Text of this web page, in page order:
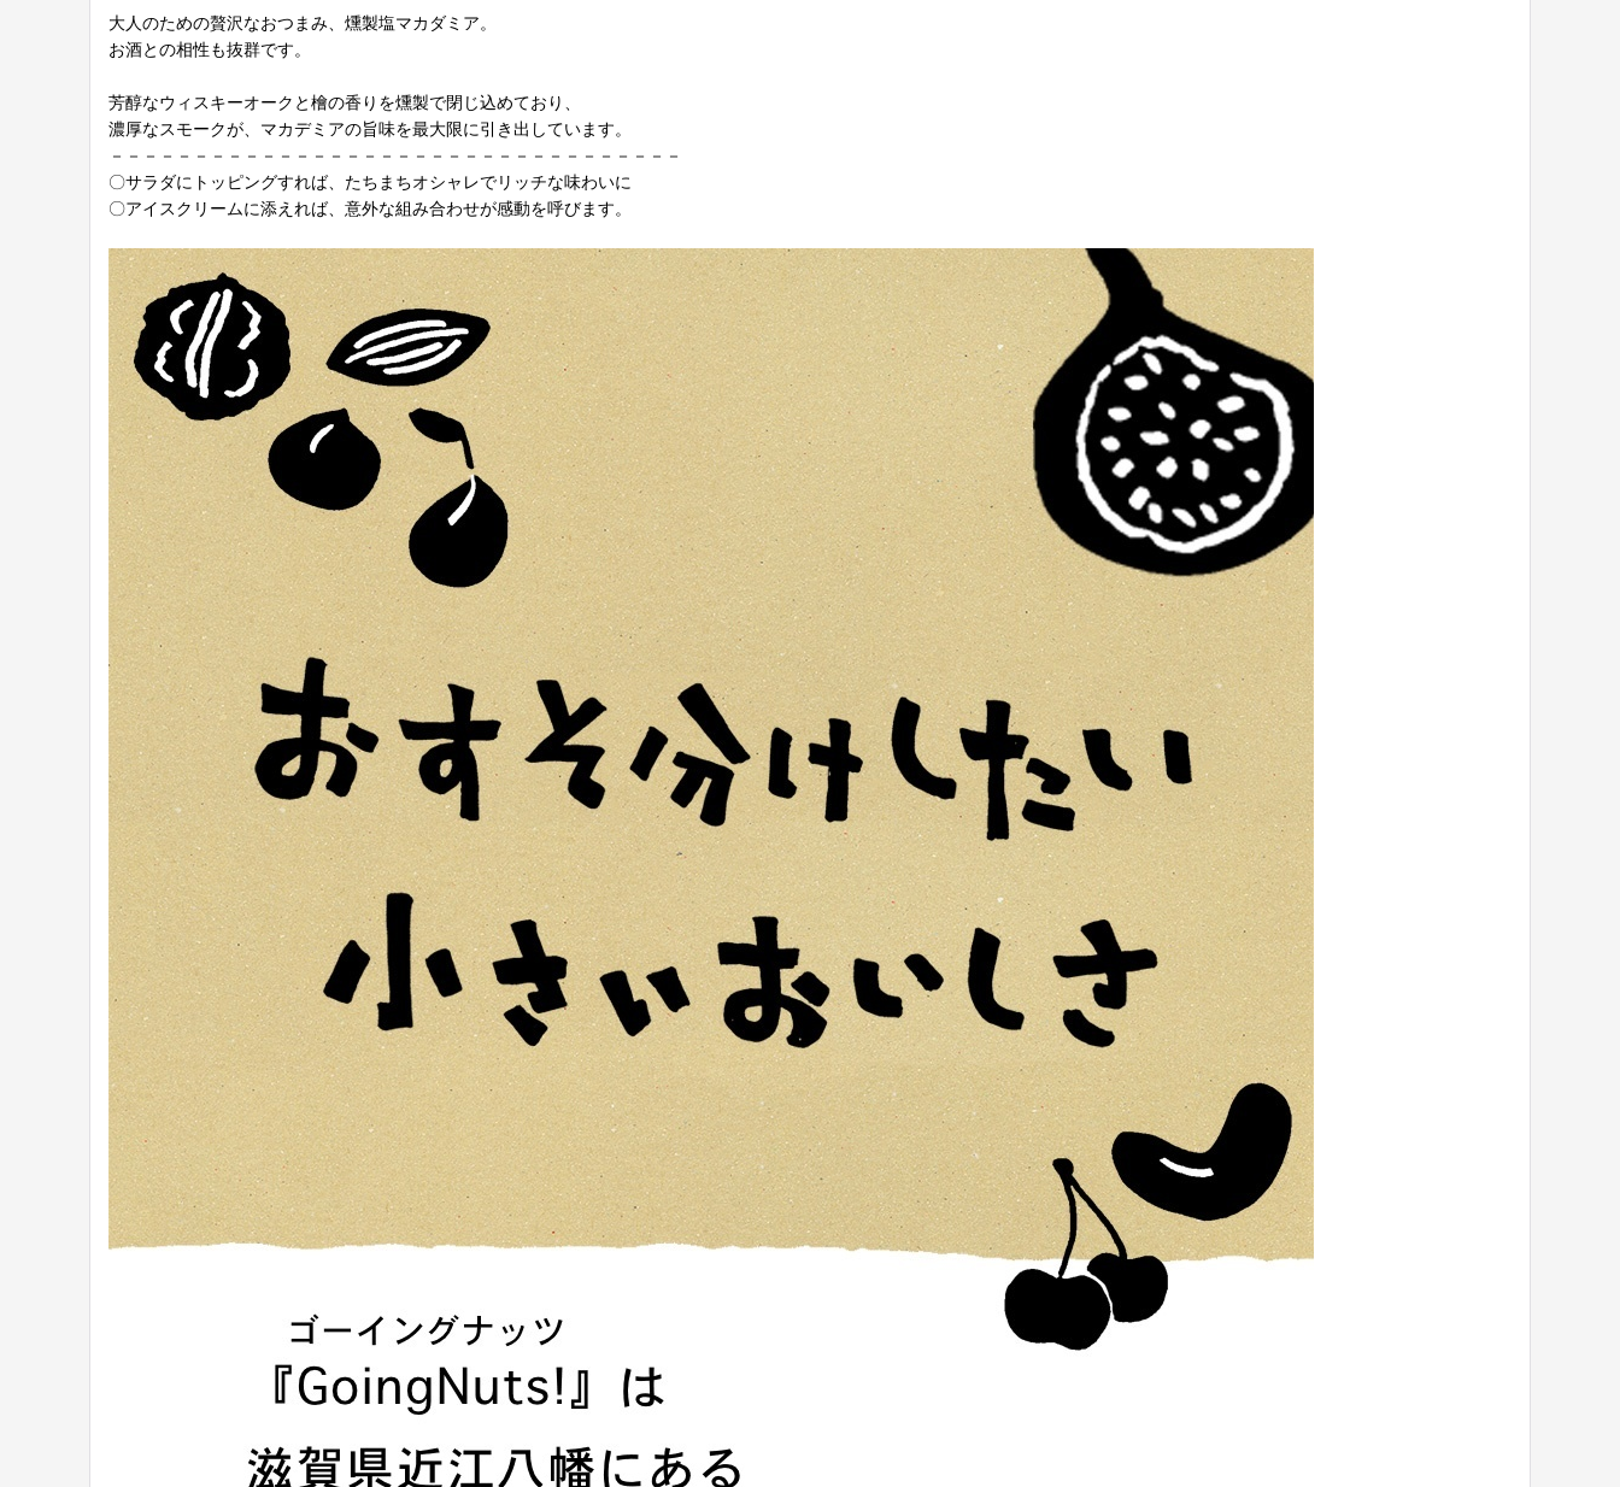
大人のための贅沢なおつまみ、燻製塩マカダミア。
お酒との相性も抜群です。
芳醇なウィスキーオークと檜の香りを燻製で閉じ込めており、
濃厚なスモークが、マカデミアの旨味を最大限に引き出しています。
－－－－－－－－－－－－－－－－－－－－－－－－－－－－－－－－－－
〇サラダにトッピングすれば、たちまちオシャレでリッチな味わいに
〇アイスクリームに添えれば、意外な組み合わせが感動を呼びます。